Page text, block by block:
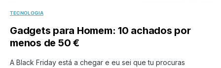
TECNOLOGIA
Gadgets para Homem: 10 achados por
menos de 50 €
A Black Friday está a chegar e eu sei que tu procuras